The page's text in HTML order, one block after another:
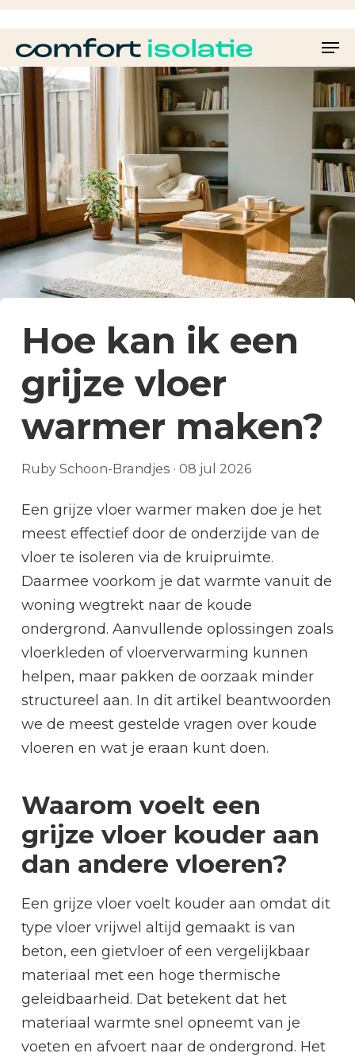
Skip
to
main
content
Hoe kan ik een
grijze vloer
warmer maken?
Ruby Schoon-Brandjes · 08 jul 2026
Een grijze vloer warmer maken doe je het
meest effectief door de onderzijde van de
vloer te isoleren via de kruipruimte.
Daarmee voorkom je dat warmte vanuit de
woning wegtrekt naar de koude
ondergrond. Aanvullende oplossingen zoals
vloerkleden of vloerverwarming kunnen
helpen, maar pakken de oorzaak minder
structureel aan. In dit artikel beantwoorden
we de meest gestelde vragen over koude
vloeren en wat je eraan kunt doen.
Waarom voelt een
grijze vloer kouder aan
dan andere vloeren?
Een grijze vloer voelt kouder aan omdat dit
type vloer vrijwel altijd gemaakt is van
beton, een gietvloer of een vergelijkbaar
materiaal met een hoge thermische
geleidbaarheid. Dat betekent dat het
materiaal warmte snel opneemt van je
voeten en afvoert naar de ondergrond. Het
Close
Menu